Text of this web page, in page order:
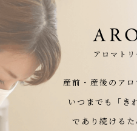
アロマト
産前・産後のア
いつまでも「き
であり続ける